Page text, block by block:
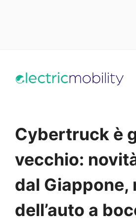
Cybertruck è
vecchio:
dal Giappone,
dell’auto a